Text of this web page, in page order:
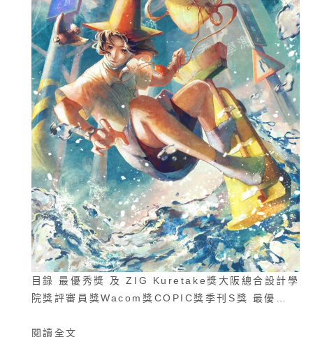
目錄 最優秀獎 及 ZIG Kuretake獎大阪總合設計學
院獎評審員獎Wacom獎COPIC獎季刊S獎 最優…
閱讀全文